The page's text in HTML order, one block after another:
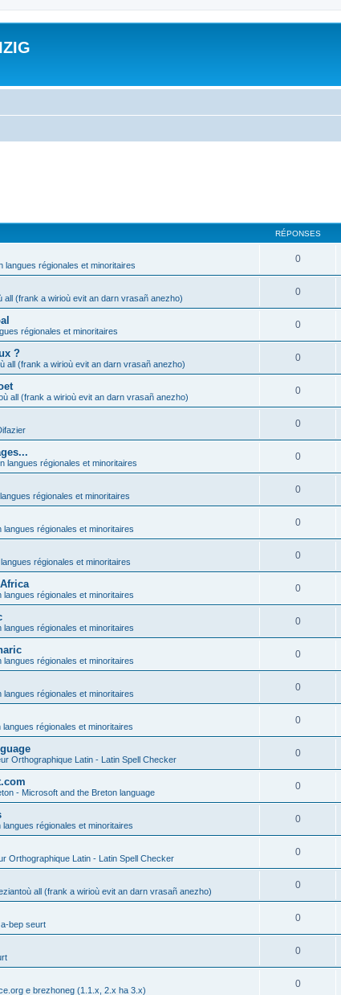
RÉPONSES
langues régionales et minoritaires
0
all (frank a wirioù evit an darn vrasañ anezho)
0
régionales et minoritaires
0
?
all (frank a wirioù evit an darn vrasañ anezho)
0
all (frank a wirioù evit an darn vrasañ anezho)
0
0
langues régionales et minoritaires
0
régionales et minoritaires
0
langues régionales et minoritaires
0
régionales et minoritaires
0
langues régionales et minoritaires
0
langues régionales et minoritaires
0
langues régionales et minoritaires
0
langues régionales et minoritaires
0
langues régionales et minoritaires
0
Orthographique Latin - Latin Spell Checker
0
- Microsoft and the Breton language
0
langues régionales et minoritaires
0
Orthographique Latin - Latin Spell Checker
0
all (frank a wirioù evit an darn vrasañ anezho)
0
bep seurt
0
0
e brezhoneg (1.1.x, 2.x ha 3.x)
0